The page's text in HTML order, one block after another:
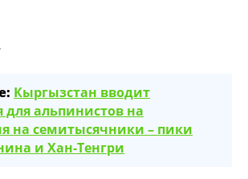
контент
Кыргызстан вводит
для альпинистов на
на семитысячники – пики
и Хан-Тенгри